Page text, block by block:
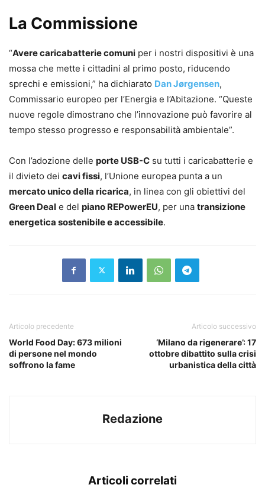
La Commissione
“Avere caricabatterie comuni per i nostri dispositivi è una
mossa che mette i cittadini al primo posto, riducendo
sprechi e emissioni,” ha dichiarato Dan Jørgensen,
Commissario europeo per l’Energia e l’Abitazione. “Queste
nuove regole dimostrano che l’innovazione può favorire al
tempo stesso progresso e responsabilità ambientale”.
Con l’adozione delle porte USB-C su tutti i caricabatterie e
il divieto dei cavi fissi, l’Unione europea punta a un
mercato unico della ricarica, in linea con gli obiettivi del
Green Deal e del piano REPowerEU, per una transizione
energetica sostenibile e accessibile.
Articolo precedente
World Food Day: 673 milioni
di persone nel mondo
soffrono la fame
Articolo successivo
‘Milano da rigenerare’: 17
ottobre dibattito sulla crisi
urbanistica della città
Redazione
Articoli correlati